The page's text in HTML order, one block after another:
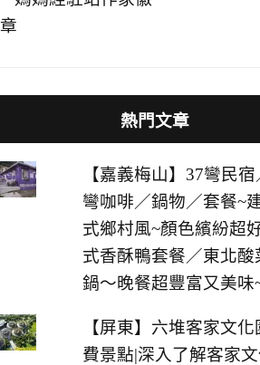
熱門文章
【嘉義梅山】37彎民
彎咖啡／鍋物／套餐~
式鄉村風~顏色繽紛超
式香酥鴨套餐／東北酸
鍋～晚餐超豐富又美味
【屏東】六堆客家文化
費景點|深入了解客家